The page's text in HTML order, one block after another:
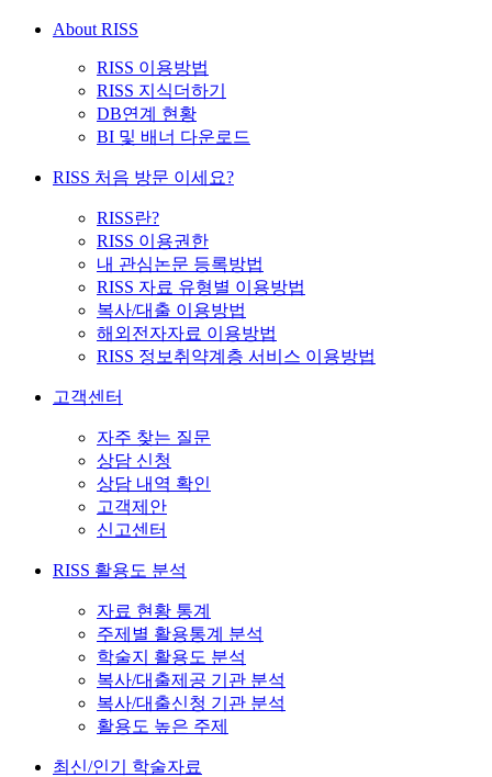
About RISS
RISS 이용방법
RISS 지식더하기
DB연계 현황
BI 및 배너 다운로드
RISS 처음 방문 이세요?
RISS란?
RISS 이용권한
내 관심논문 등록방법
RISS 자료 유형별 이용방법
복사/대출 이용방법
해외전자자료 이용방법
RISS 정보취약계층 서비스 이용방법
고객센터
자주 찾는 질문
상담 신청
상담 내역 확인
고객제안
신고센터
RISS 활용도 분석
자료 현황 통계
주제별 활용통계 분석
학술지 활용도 분석
복사/대출제공 기관 분석
복사/대출신청 기관 분석
활용도 높은 주제
최신/인기 학술자료